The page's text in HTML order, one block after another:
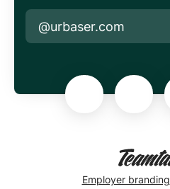
@urbaser.com
Employer branding